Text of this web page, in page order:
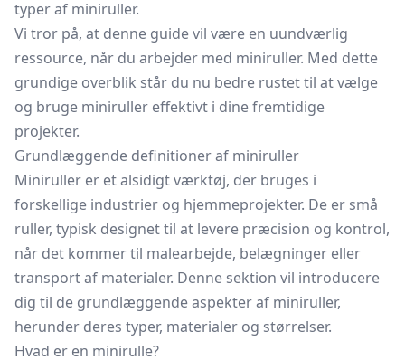
typer af miniruller.
Vi tror på, at denne guide vil være en uundværlig
ressource, når du arbejder med miniruller. Med dette
grundige overblik står du nu bedre rustet til at vælge
og bruge miniruller effektivt i dine fremtidige
projekter.
Grundlæggende definitioner af miniruller
Miniruller er et alsidigt værktøj, der bruges i
forskellige industrier og hjemmeprojekter. De er små
ruller, typisk designet til at levere præcision og kontrol,
når det kommer til malearbejde, belægninger eller
transport af materialer. Denne sektion vil introducere
dig til de grundlæggende aspekter af miniruller,
herunder deres typer, materialer og størrelser.
Hvad er en minirulle?